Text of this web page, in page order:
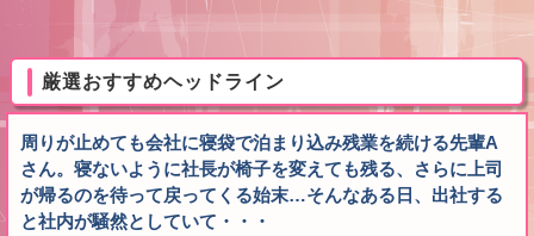
厳選おすすめヘッドライン
周りが止めても会社に寝袋で泊まり込み残業を続ける先輩A
さん。寝ないように社長が椅子を変えても残る、さらに上司
が帰るのを待って戻ってくる始末…そんなある日、出社する
と社内が騒然としていて・・・